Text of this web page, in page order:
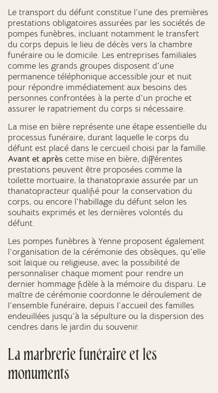
Le transport du défunt constitue l'une des premières
prestations obligatoires assurées par les sociétés de
pompes funèbres, incluant notamment le transfert
du corps depuis le lieu de décès vers la chambre
funéraire ou le domicile. Les entreprises familiales
comme les grands groupes disposent d'une
permanence téléphonique accessible jour et nuit
pour répondre immédiatement aux besoins des
personnes confrontées à la perte d'un proche et
assurer le rapatriement du corps si nécessaire.
La mise en bière représente une étape essentielle du
processus funéraire, durant laquelle le corps du
défunt est placé dans le cercueil choisi par la famille.
Avant et après cette mise en bière, différentes
prestations peuvent être proposées comme la
toilette mortuaire, la thanatopraxie assurée par un
thanatopracteur qualifié pour la conservation du
corps, ou encore l'habillage du défunt selon les
souhaits exprimés et les dernières volontés du
défunt.
Les pompes funèbres à Yenne proposent également
l'organisation de la cérémonie des obsèques, qu'elle
soit laïque ou religieuse, avec la possibilité de
personnaliser chaque moment pour rendre un
dernier hommage fidèle à la mémoire du disparu. Le
maître de cérémonie coordonne le déroulement de
l'ensemble funéraire, depuis l'accueil des familles
endeuillées jusqu'à la sépulture ou la dispersion des
cendres dans le jardin du souvenir.
La marbrerie funéraire et les
monuments